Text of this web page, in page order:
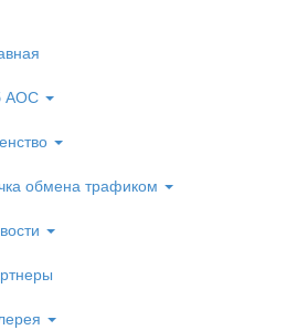
АОС
обмена трафиком